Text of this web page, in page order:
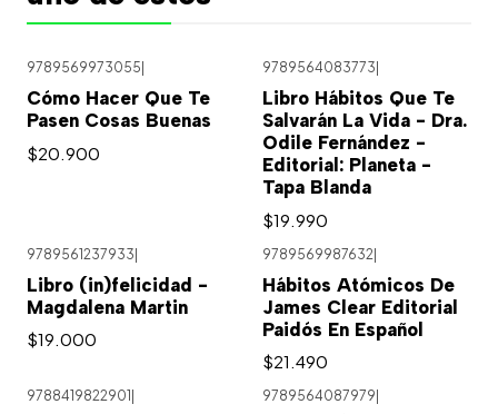
9789569973055
Cómo Hacer Que Te
Pasen Cosas Buenas
$20.900
9789564083773
Libro Hábitos Que Te
Salvarán La Vida - Dra.
Odile Fernández -
Editorial: Planeta -
Tapa Blanda
$19.990
9789561237933|
Libro (in)felicidad -
Magdalena Martin
$19.000
9789569987632|
Hábitos Atómicos De
James Clear Editorial
Paidós En Español
$21.490
9788419822901 9789564087979